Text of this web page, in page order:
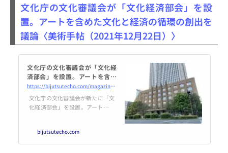
文化庁の文化審議会が「文化経済部会」を設
置。アートを含めた文化と経済の循環の創出を
議論〈美術手帖（2021年12月22日）〉
文化庁の文化審議会が「文化経
済部会」を設置。アートを含め
た文化と経済の循環の創出を議
論
https://bijutsutecho.com/magazine/news/headline/25019
文化庁の文化審議会が新たに「文
化経済部会」を設置。アート、演
門をもつ外部委員を交えながら
行っていく。
bijutsutecho.com